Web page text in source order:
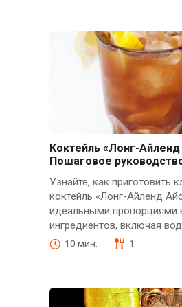
Коктейль «Лонг-Айленд
Пошаговое
Узнайте, как приготовить
коктейль «Лонг-Айленд
идеальными пропорциями
ингредиентов, включая
10 мин. 1